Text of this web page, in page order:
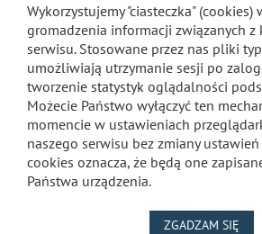
Wykorzystujemy "ciasteczka" (cookies)
gromadzenia informacji związanych z
serwisu. Stosowane przez nas pliki
umożliwiają utrzymanie sesji po
tworzenie statystyk oglądalności
Możecie Państwo wyłączyć ten
momencie w ustawieniach
naszego serwisu bez zmiany
cookies oznacza, że będą one
Państwa urządzenia.
ZGADZAM SIĘ